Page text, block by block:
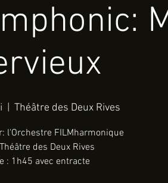
Théâtre des Deux Rives
l'Orchestre FILMharmonique
des Deux Rives
: 1h45 avec entracte